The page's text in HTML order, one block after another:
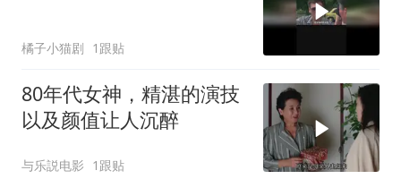
橘子小猫剧 1跟贴
80年代女神，精湛的演技
以及颜值让人沉醉
与乐説电影 1跟贴